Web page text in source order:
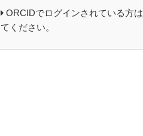
ORCIDでログインされている方は
てください。